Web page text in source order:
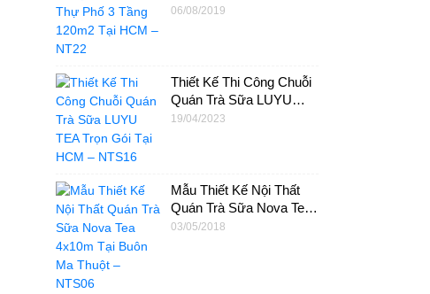
Tầng 120m2 Tại HCM –
06/08/2019
Thiết Kế Thi Công Chuỗi
Quán Trà Sữa LUYU
TEA Trọn Gói Tại HCM –
19/04/2023
Mẫu Thiết Kế Nội Thất
Quán Trà Sữa Nova Tea
4x10m Tại Buôn Ma
03/05/2018